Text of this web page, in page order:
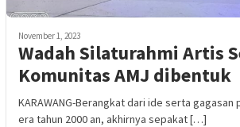
November 1, 2023
Wadah Silaturahmi Artis
Komunitas AMJ dibentuk
KARAWANG-Berangkat dari ide serta gagasan
era tahun 2000 an, akhirnya sepakat […]